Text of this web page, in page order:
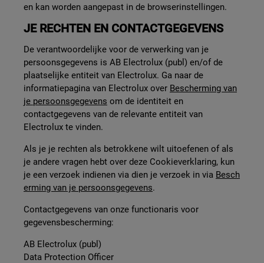
en kan worden aangepast in de browserinstellingen.
JE RECHTEN EN CONTACTGEGEVENS
De verantwoordelijke voor de verwerking van je
persoonsgegevens is AB Electrolux (publ) en/of de
plaatselijke entiteit van Electrolux. Ga naar de
informatiepagina van Electrolux over Bescherming van
je persoonsgegevens om de identiteit en
contactgegevens van de relevante entiteit van
Electrolux te vinden.
Als je je rechten als betrokkene wilt uitoefenen of als
je andere vragen hebt over deze Cookieverklaring, kun
je een verzoek indienen via dien je verzoek in via Besch
erming van je persoonsgegevens.
Contactgegevens van onze functionaris voor
gegevensbescherming:
AB Electrolux (publ)
Data Protection Officer